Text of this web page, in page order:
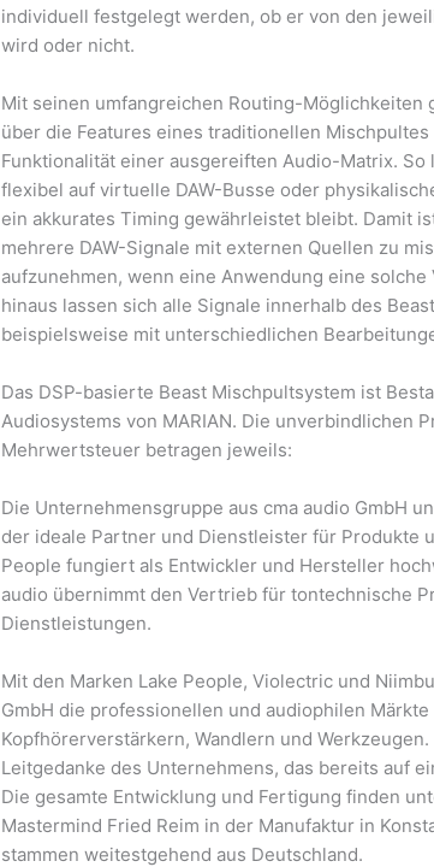
individuell festgelegt werden, ob er von den
wird oder nicht.
Mit seinen umfangreichen Routing-Möglichkeiten
über die Features eines traditionellen
Funktionalität einer ausgereiften Audio-Matrix. So
flexibel auf virtuelle DAW-Busse oder
ein akkurates Timing gewährleistet bleibt. Damit
mehrere DAW-Signale mit externen Quellen zu
aufzunehmen, wenn eine Anwendung eine
hinaus lassen sich alle Signale innerhalb des
beispielsweise mit unterschiedlichen
Das DSP-basierte Beast Mischpultsystem ist
Audiosystems von MARIAN. Die unverbindlichen
Mehrwertsteuer betragen jeweils:
Die Unternehmensgruppe aus cma audio GmbH
der ideale Partner und Dienstleister für Produkte
People fungiert als Entwickler und Hersteller
audio übernimmt den Vertrieb für tontechnische
Dienstleistungen.
Mit den Marken Lake People, Violectric und
GmbH die professionellen und audiophilen
Kopfhörerverstärkern, Wandlern und
Leitgedanke des Unternehmens, das bereits auf
Die gesamte Entwicklung und Fertigung finden
Mastermind Fried Reim in der Manufaktur in
stammen weitestgehend aus Deutschland.